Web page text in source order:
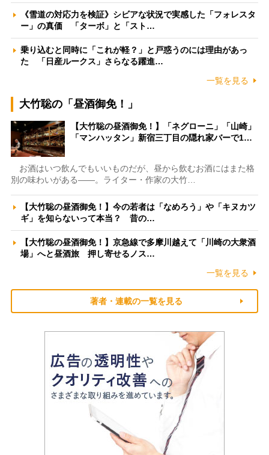
《雪道の対応力を検証》シビアな状況で実感した「フォレスタ
ー」の真価 「ターボ」と「スト…
乗り込むと同時に「これが軽？」と戸惑うのには理由があっ
た 「日産ルークス」さらなる躍進…
一覧を見る
大竹聡の「昼酒御免！」
【大竹聡の昼酒御免！】「ネグローニ」「山崎」
「マンハッタン」新宿三丁目の隠れ家バーで1…
お酒はいつ飲んでもいいものだが、昼から飲むお酒にはまた格
別の味わいがある――。ライター・作家の大竹…
【大竹聡の昼酒御免！】今の若者は「なめろう」や「キヌカツ
ギ」を知らないって本当？ 昔の…
【大竹聡の昼酒御免！】京急線で多摩川越えて「川崎の大衆酒
場」へと昼酒旅 押し寄せるノス…
一覧を見る
著者・連載の一覧を見る